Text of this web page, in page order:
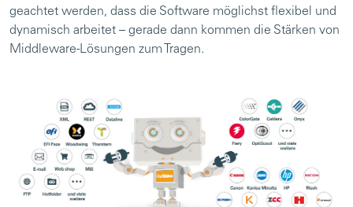
geachtet werden, dass die Software möglichst flexibel und
dynamisch arbeitet – gerade dann kommen die Stärken von
Middleware-Lösungen zum Tragen.